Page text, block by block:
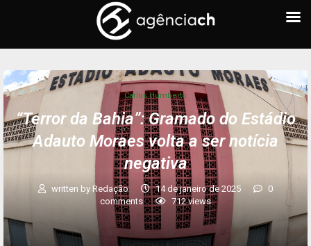
Carlos Humberto
“Terror da Bahia”: Gramado do Estádio
Adauto Moraes volta a ser notícia
negativa
written by Redação 14 de janeiro de 2025
0
comments
712views